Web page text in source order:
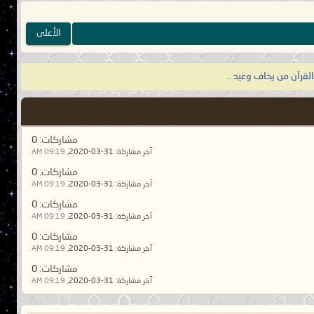
ذلك الزمان شر فقهاء تحت ظل
قبلتهم، ودنانيرهم دينهم،
درسه، مساجدهم معمورة، وقلوبهم
خصال: جور من السلطان، وقحط من
قال: نعم، كل درهم عندهم صنم].
و تحسن فيه علانيتهم، طمعاً في
منه بعقاب، فيدعونه دعاء الغريق فلا
قلوب الشياطين، كأمثال الذئاب
كذّبوك، وإِن تواريت عنهم اغتابوك،
فيما بينهم مستضعف، والفاسق فيما
الالتجاء إليهم خزي، والاعتزاز
الأعلى
من يخاف وعيد ..
مشاركات:
آخر مشاركة: 09:19 AM
مشاركات:
آخر مشاركة: 09:19 AM
مشاركات:
آخر مشاركة: 09:19 AM
مشاركات:
آخر مشاركة: 09:19 AM
مشاركات:
آخر مشاركة: 09:19 AM